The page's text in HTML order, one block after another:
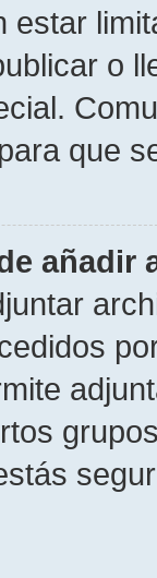
estar
o
que
añadir